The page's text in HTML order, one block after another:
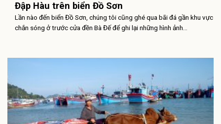
Đập Hàu trên biển Đồ Sơn
Lần nào đến biển Đồ Sơn, chúng tôi cũng ghé qua bãi đá gần khu vực
chắn sóng ở trước cửa đền Bà Đế để ghi lại những hình ảnh...